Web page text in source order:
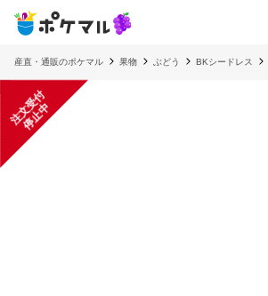
産直・通販のポケマル 果物 ぶどう BKシードレス
注
文
受
付
停
止
中